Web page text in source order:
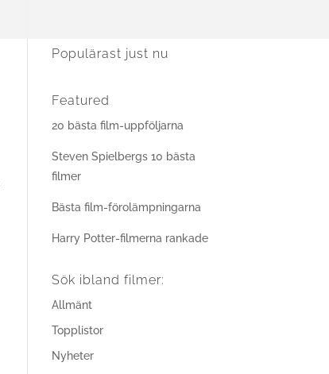
Populärast just nu
Featured
20 bästa film-uppföljarna
Steven Spielbergs 10 bästa
filmer
Bästa film-förolämpningarna
Harry Potter-filmerna rankade
Sök ibland filmer:
Allmänt
Topplistor
Nyheter